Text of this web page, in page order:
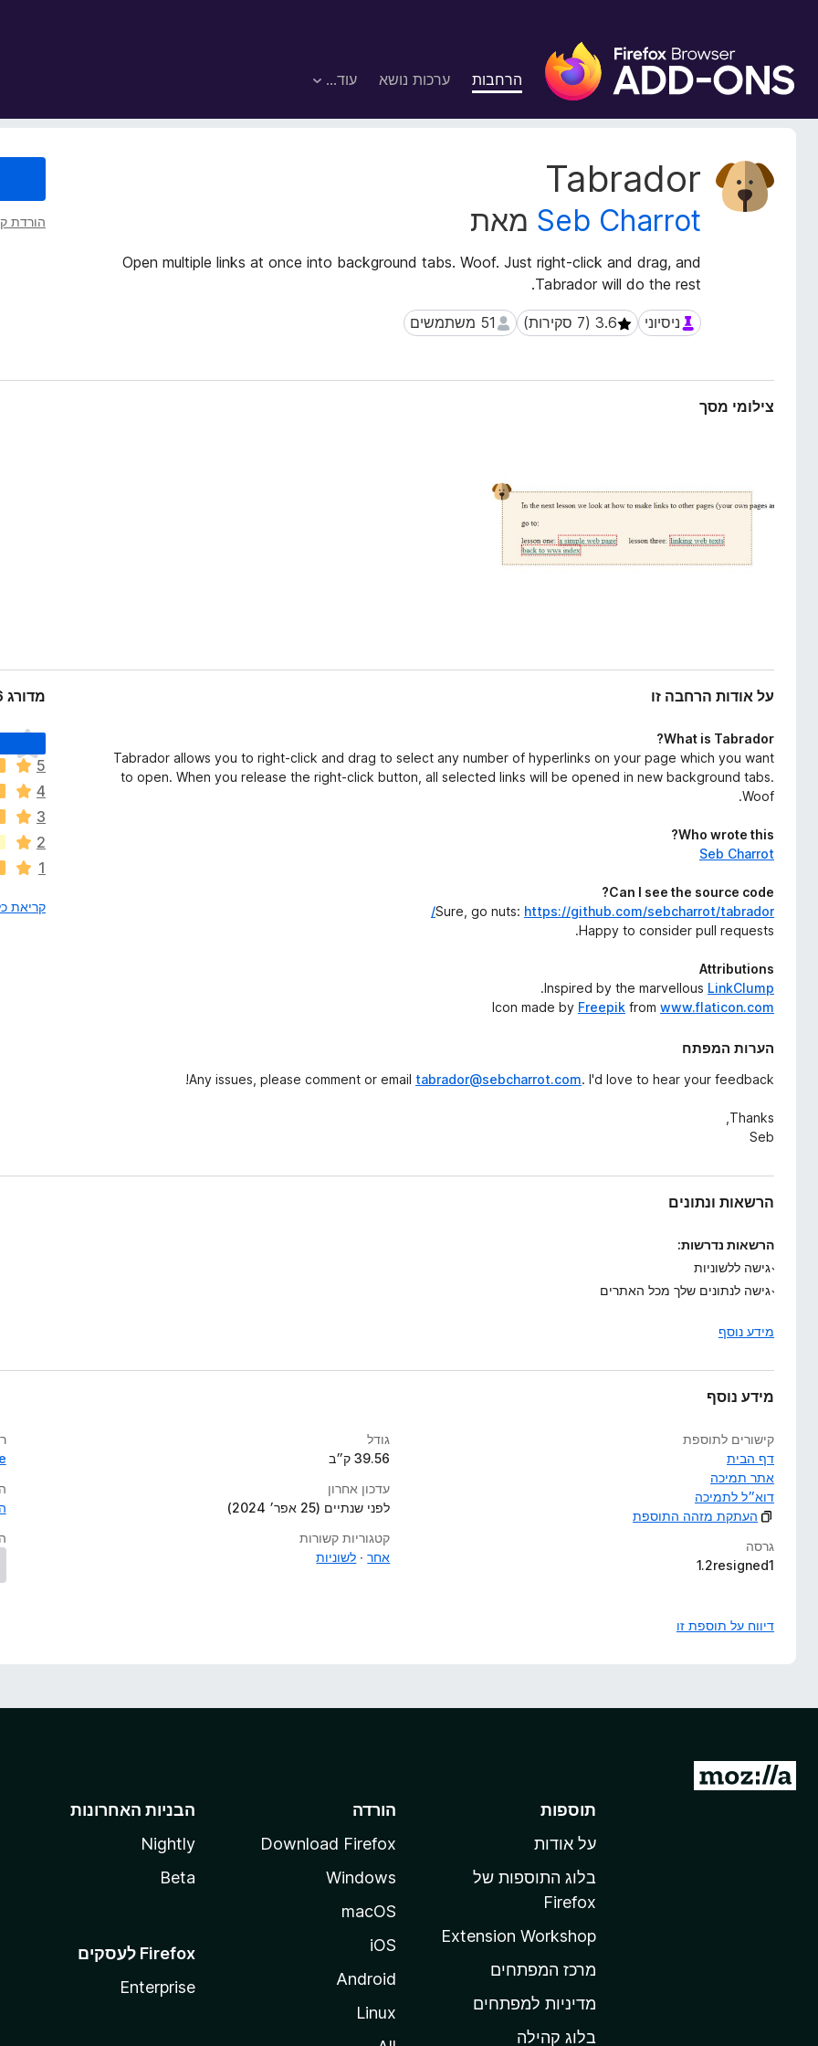
ו
ס
פ
הרחבות ערכות נושא עוד…
Tabrador
Seb Charrot מאת
Open multiple links at once into background tabs. Woof. Just right-click and drag, and
Tabrador will do the rest.
ניסיוניניסיוני 51 משתמשים 51 משתמשים
הורדת
נ
ת
ה
ח
צילומי מסך
על אודות הרחבה זו
What is Tabrador?
Tabrador allows you to right-click and drag to select any number of hyperlinks on your page which you want
to open. When you release the right-click button, all selected links will be opened in new background tabs.
Woof.
Who wrote this?
Seb Charrot
Can I see the source code?
Sure, go nuts: https://github.com/sebcharrot/tabrador/
Happy to consider pull requests.
Attributions
Inspired by the marvellous LinkClump
.
Icon made by Freepik from www.flaticon.com
הערות המפתח
Any issues, please comment or email tabrador@sebcharrot.com. I'd love to hear your feedback!
Thanks,
Seb
מדורג 3.6 על־ידי 7 סוקרים
א
י
ן
ד
י
ר
ו
ג
ם
5
4
3
2
1
קריאת כל 7
הרשאות ונתונים
הרשאות נדרשות:
גישה ללשוניות
גישה לנתונים שלך מכל האתרים
מידע נוסף
מידע נוסף
קישורים לתוספת
דף הבית
אתר תמיכה
דוא״ל לתמיכה
העתקת מזהה התוספת
גרסה
1.2resigned1
גודל
39.56 ק״ב
עדכון אחרון
לפני שנתיים (25 אפר׳ 2024)
קטגוריות קשורות
אחר
לשוניות
דיווח על תוספת זו
מ
תוספות
על אודות
בלוג התוספות של
Firefox
Extension Workshop
מרכז המפתחים
מדיניות למפתחים
בלוג קהילה
הורדה
Download Firefox
Windows
macOS
iOS
Android
Linux
הבניות האחרונות
Nightly
Beta
Enterprise